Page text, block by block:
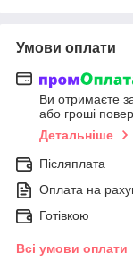
Умови оплати
Ви отримаєте
або гроші
Детальніше
Післяплата
Оплата на
Готівкою
Всі умови оплати